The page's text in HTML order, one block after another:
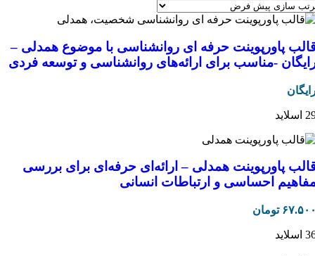
پاورپوینت حرفه ای روانشناسی با موضوع همدلی –
-مناسب برای ارائه‌های روانشناسی و توسعه فردی
پاورپوینت همدلی – ارائه‌ای حرفه‌ای برای بررسی
احساسی و ارتباطات انسانی
تومان
اسلاید